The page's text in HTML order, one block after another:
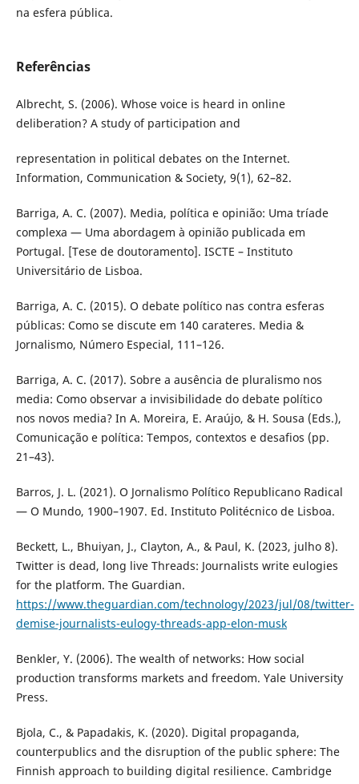
na esfera pública.
Referências
Albrecht, S. (2006). Whose voice is heard in online
deliberation? A study of participation and
representation in political debates on the Internet.
Information, Communication & Society, 9(1), 62–82.
Barriga, A. C. (2007). Media, política e opinião: Uma tríade
complexa — Uma abordagem à opinião publicada em
Portugal. [Tese de doutoramento]. ISCTE – Instituto
Universitário de Lisboa.
Barriga, A. C. (2015). O debate político nas contra esferas
públicas: Como se discute em 140 carateres. Media &
Jornalismo, Número Especial, 111–126.
Barriga, A. C. (2017). Sobre a ausência de pluralismo nos
media: Como observar a invisibilidade do debate político
nos novos media? In A. Moreira, E. Araújo, & H. Sousa (Eds.),
Comunicação e política: Tempos, contextos e desafios (pp.
21–43).
Barros, J. L. (2021). O Jornalismo Político Republicano Radical
— O Mundo, 1900–1907. Ed. Instituto Politécnico de Lisboa.
Beckett, L., Bhuiyan, J., Clayton, A., & Paul, K. (2023, julho 8).
Twitter is dead, long live Threads: Journalists write eulogies
for the platform. The Guardian.
https://www.theguardian.com/technology/2023/jul/08/twitter-
demise-journalists-eulogy-threads-app-elon-musk
Benkler, Y. (2006). The wealth of networks: How social
production transforms markets and freedom. Yale University
Press.
Bjola, C., & Papadakis, K. (2020). Digital propaganda,
counterpublics and the disruption of the public sphere: The
Finnish approach to building digital resilience. Cambridge